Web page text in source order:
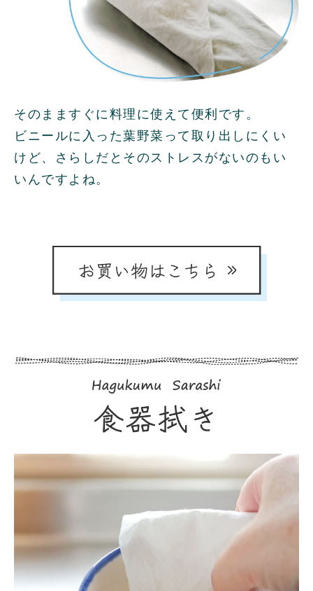
そのまますぐに料理に使えて便利です。
ビニールに入った葉野菜って取り出しにくい
けど、さらしだとそのストレスがないのもい
いんですよね。